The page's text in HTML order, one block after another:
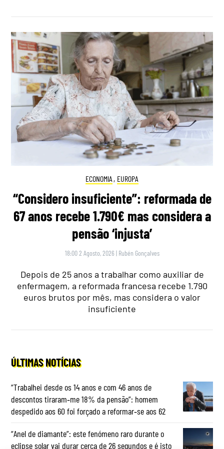
ECONOMIA , EUROPA
“Considero insuficiente”: reformada de
67 anos recebe 1.790€ mas considera a
pensão ‘injusta’
18:00 2 Agosto, 2026 | Rubén Gonçalves
Depois de 25 anos a trabalhar como auxiliar de
enfermagem, a reformada francesa recebe 1.790
euros brutos por mês, mas considera o valor
insuficiente
ÚLTIMAS NOTÍCIAS
“Trabalhei desde os 14 anos e com 46 anos de
descontos tiraram‑me 18% da pensão”: homem
despedido aos 60 foi forçado a reformar‑se aos 62
“Anel de diamante”: este fenómeno raro durante o
eclipse solar vai durar cerca de 26 segundos e é isto